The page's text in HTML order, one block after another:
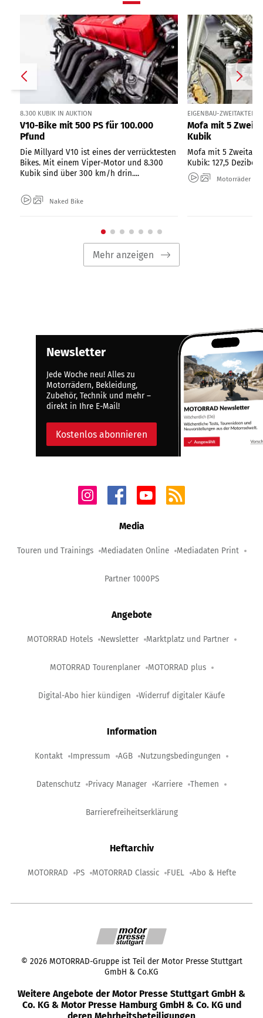
8.300 KUBIK IN AUKTION
V10-Bike mit 500 PS für 100.000
Pfund
Die Millyard V10 ist eines der verrücktesten
Bikes. Mit einem Viper-Motor und 8.300
Kubik sind über 300 km/h drin....
Naked Bike
EIGENBAU-ZWEITAKTER
Mofa mit 5
Kubik
Mofa mit 5
Kubik: 127,5 Dezibel
Motorräder
Mehr anzeigen
Newsletter
Jede Woche neu! Alles zu
Motorrädern, Bekleidung,
Zubehör, Technik und mehr –
direkt in Ihre E-Mail!
Kostenlos abonnieren
Media
Touren und Trainings Mediadaten Online Mediadaten Print
Partner 1000PS
Angebote
MOTORRAD Hotels Newsletter Marktplatz und Partner
MOTORRAD Tourenplaner MOTORRAD plus
Digital-Abo hier kündigen Widerruf digitaler Käufe
Information
Kontakt Impressum AGB Nutzungsbedingungen
Datenschutz Privacy Manager Karriere Themen
Barrierefreiheitserklärung
Heftarchiv
MOTORRAD PS MOTORRAD Classic FUEL Abo & Hefte
© 2026 MOTORRAD-Gruppe ist Teil der Motor Presse Stuttgart
GmbH & Co.KG
Weitere Angebote der Motor Presse Stuttgart GmbH &
Co. KG & Motor Presse Hamburg GmbH & Co. KG und